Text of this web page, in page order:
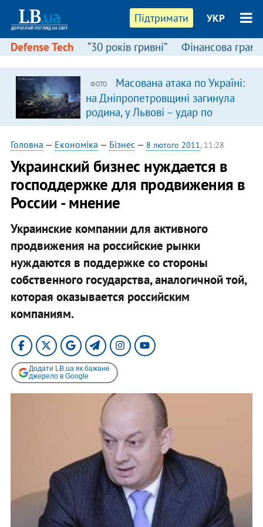
Підтримати УКР
Defense Tech “30 років гривні” Фінансова
ФОТО
Масована атака по Україні:
на Дніпропетровщині загинула
родина, у Львові – удар по
багатоповерхівках
(доповнюється)
Головна — Економіка — Бізнес— 8 лютого 2011, 11:28
Украинский бизнес нуждается в
господдержке для продвижения в
России - мнение
Украинские компании для активного
продвижения на российские рынки
нуждаются в поддержке со стороны
собственного государства, аналогичной той,
которая оказывается российским
компаниям.
Додати LB.ua як бажане
джерело в Google